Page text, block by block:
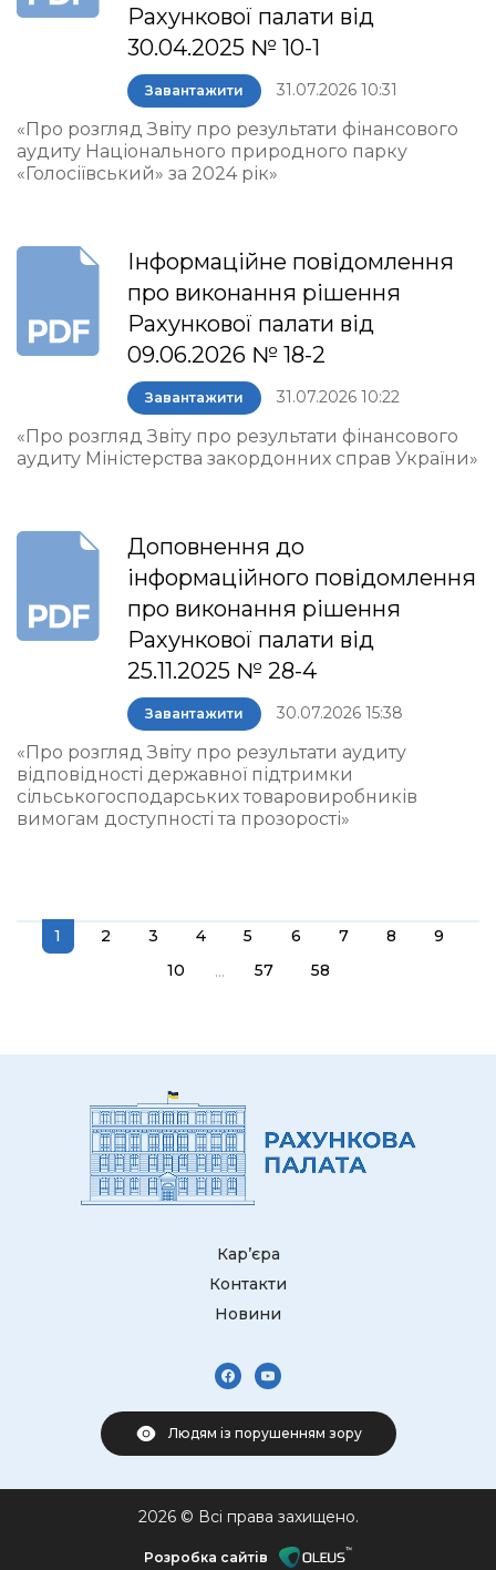
Рахункової палати від
30.04.2025 № 10-1
Завантажити 31.07.2026 10:31
«Про розгляд Звіту про результати фінансового
аудиту Національного природного парку
«Голосіївський» за 2024 рік»
Інформаційне повідомлення
про виконання рішення
Рахункової палати від
09.06.2026 № 18-2
Завантажити 31.07.2026 10:22
«Про розгляд Звіту про результати фінансового
аудиту Міністерства закордонних справ України»
Доповнення до
інформаційного повідомлення
про виконання рішення
Рахункової палати від
25.11.2025 № 28-4
Завантажити 30.07.2026 15:38
«Про розгляд Звіту про результати аудиту
відповідності державної підтримки
сільськогосподарських товаровиробників
вимогам доступності та прозорості»
1 2 3 4 5 6 7 8
9
10
... 57 58
Кар’єра
Контакти
Новини
Людям із порушенням зору
2026 © Всі права захищено.
Розробка сайтів